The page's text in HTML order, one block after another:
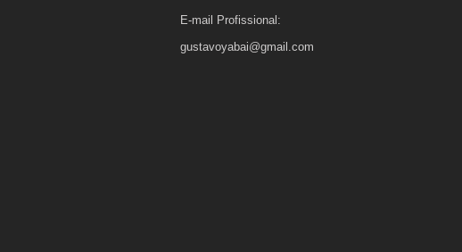
E-mail Profissional:
gustavoyabai@gmail.com